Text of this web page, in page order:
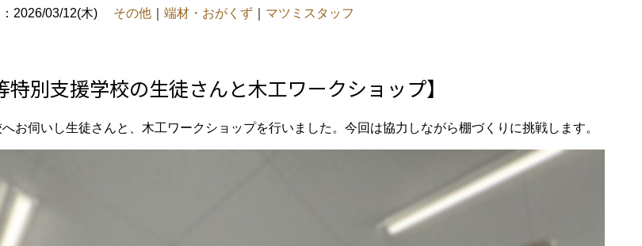
2026/03/12(木) その他 端材・おがくず マツミスタッフ
特別支援学校の生徒さんと木工ワークショップ】
お伺いし生徒さんと、木工ワークショップを行いました。今回は協力しながら棚づくりに挑戦します。